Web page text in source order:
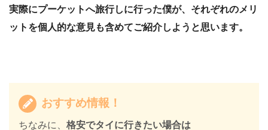
実際にプーケットへ旅行しに行った僕が、それぞれのメリ
ットを個人的な意見も含めてご紹介しようと思います。
おすすめ情報！
ちなみに、 格安でタイに行きたい場合は